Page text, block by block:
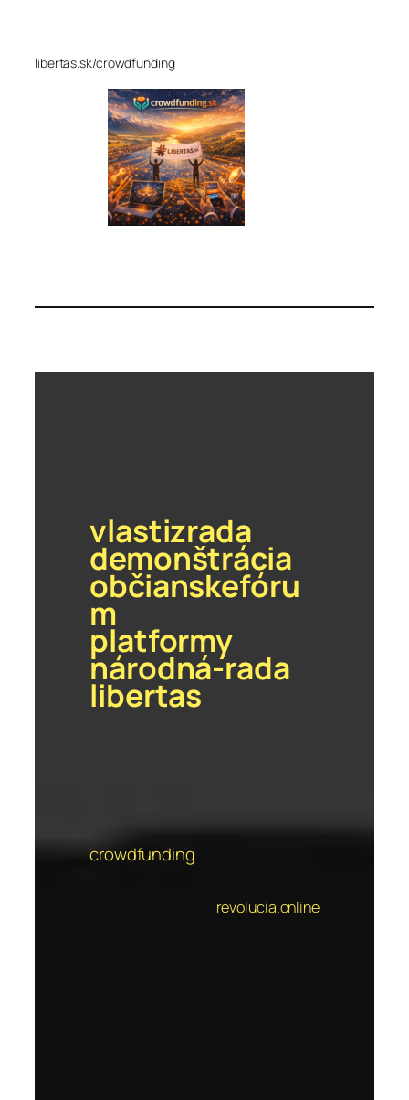
libertas.sk/crowdfunding
vlastizrada
demonštrácia
občianskefóru
m
platformy
národná-rada
libertas
crowdfunding
revolucia.online